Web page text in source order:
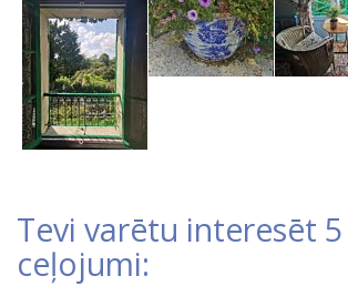
Tevi varētu interesēt 5
ceļojumi: